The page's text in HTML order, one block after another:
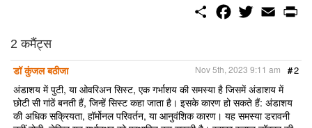
S
o
o
k
w
e
r
E
m
2 कमैंट्स
डॉ कुंजल बठीजा
#2
Nov 5th, 2023 9:11 am
अंडाशय में पुटी, या ओवरिअन सिस्ट, एक गर्भाशय की समस्या है जिसमें अंडाशय में
छोटी सी गांठें बनती हैं, जिन्हें सिस्ट कहा जाता है। इसके कारण हो सकते हैं: अंडाशय
की अधिक सक्रियता, हॉर्मोनल परिवर्तन, या आनुवंशिक कारण। यह समस्या डरावनी